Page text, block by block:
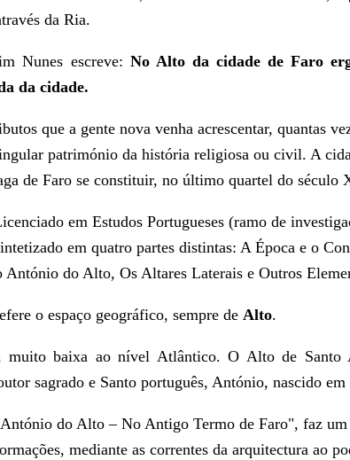
da Ria.
Nunes escreve: No Alto da cidade de Faro
da cidade.
que a gente nova venha acrescentar, quantas
património da história religiosa ou civil. A
de Faro se constituir, no último quartel do
em Estudos Portugueses (ramo de
em quatro partes distintas: A Época e o
António do Alto, Os Altares Laterais e Outros
o espaço geográfico, sempre de Alto.
muito baixa ao nível Atlântico. O Alto de Santo
sagrado e Santo português, António, nascido
do Alto – No Antigo Termo de Faro", faz um
mediante as correntes da arquitectura ao